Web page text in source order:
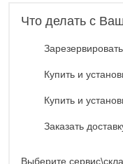
Что делать с
Купить и
Купить и
Заказать
Выберите